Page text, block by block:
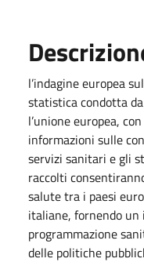
l’indagine europea
statistica condotta
l’unione europea,
informazioni sulle
servizi sanitari e gli
raccolti
salute tra i paesi
italiane, fornendo
programmazione
delle politiche